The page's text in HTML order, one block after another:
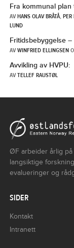
Fra kommunal
AVHANS OLAV BRÅTÅ,PER
LUND
Fritidsbebyggelse
AVWINFRIED ELLINGSEN
Avvikling av HVPU:
AVTELLEF RAUSTØL
ØF arbeider årlig
langsiktige
evalueringer og
SIDER
Kontakt
Intranett